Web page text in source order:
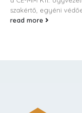
szakértő, egyéni
read more